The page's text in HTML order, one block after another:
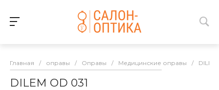
Главная / оправы / Оправы / Медицинские оправы / DILEM
DILEM OD 031